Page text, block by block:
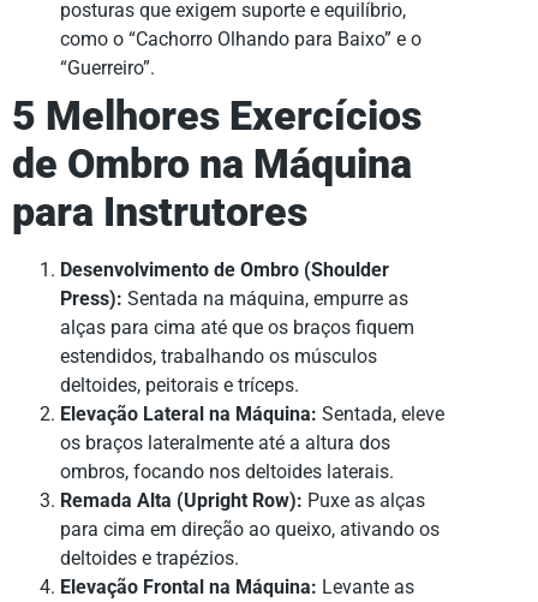
posturas que exigem suporte e equilíbrio,
como o “Cachorro Olhando para Baixo” e o
“Guerreiro”.
5 Melhores Exercícios
de Ombro na Máquina
para Instrutores
Desenvolvimento de Ombro (Shoulder
Press): Sentada na máquina, empurre as
alças para cima até que os braços fiquem
estendidos, trabalhando os músculos
deltoides, peitorais e tríceps.
Elevação Lateral na Máquina: Sentada, eleve
os braços lateralmente até a altura dos
ombros, focando nos deltoides laterais.
Remada Alta (Upright Row): Puxe as alças
para cima em direção ao queixo, ativando os
deltoides e trapézios.
Elevação Frontal na Máquina: Levante as